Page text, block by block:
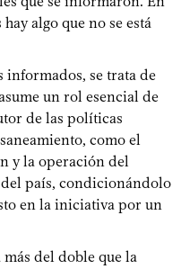
algo que no se está
informados, se trata de
un rol esencial de
de las políticas
como el
y la operación del
país, condicionándolo
en la iniciativa por un
del doble que la